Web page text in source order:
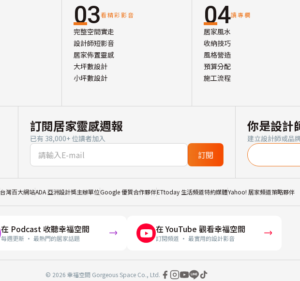
03看精彩影音
完整空間實走
設計師短影音
居家佈置靈感
大坪數設計
小坪數設計
04讀專欄
居家風水
收納技巧
風格營造
預算分配
施工流程
訂閱居家靈感週報
已有 38,000+ 位讀者加入
訂閱
你是設計
建立設計師或品
台灣百大網站ADA 亞洲設計獎主辦單位Google 優質合作夥伴ETtoday 生活頻道特約媒體Yahoo! 居家頻道策略夥伴
在 Podcast 收聽幸福空間
每週更新 · 最熱門的居家話題
在 YouTube 觀看幸福空間
訂閱頻道 · 最實用的設計影音
© 2026 幸福空間 Gorgeous Space Co., Ltd.